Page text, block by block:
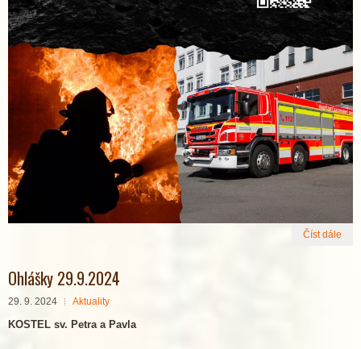
Číst dále
Ohlášky 29.9.2024
29. 9. 2024 Aktuality
KOSTEL sv. Petra a Pavla